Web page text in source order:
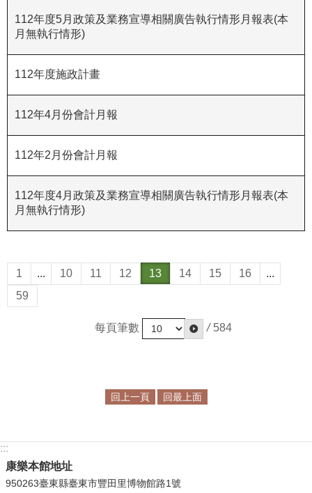
開
告
私
權
保
政
策
資
安
全
宣
政
112年度5月政策及業務宣導相關廣告執行情形月報表(本
月無執行情形)
112年度施政計畫
112年4月份會計月報
112年2月份會計月報
112年度4月政策及業務宣導相關廣告執行情形月報表(本
月無執行情形)
1 ... 10 11 12 13 14 15 16
...
59
每頁筆數 / 584
回上一頁 回最上面
:::
康樂本館地址
950263臺東縣臺東市豐田里博物館路1號